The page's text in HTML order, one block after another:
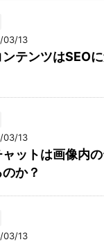
03/13
テンツはSEO
03/13
ットは画像内
か？
03/13